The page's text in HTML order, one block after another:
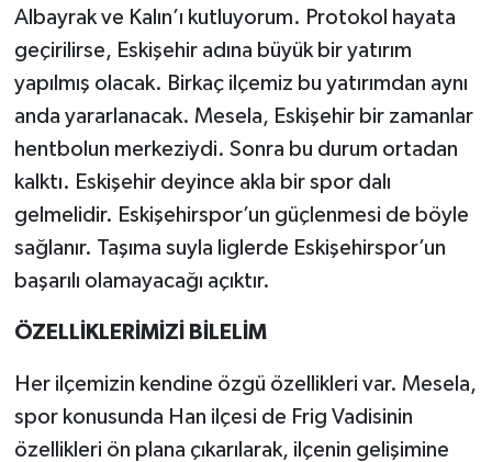
Albayrak ve Kalın’ı kutluyorum. Protokol hayata
geçirilirse, Eskişehir adına büyük bir yatırım
yapılmış olacak. Birkaç ilçemiz bu yatırımdan aynı
anda yararlanacak. Mesela, Eskişehir bir zamanlar
hentbolun merkeziydi. Sonra bu durum ortadan
kalktı. Eskişehir deyince akla bir spor dalı
gelmelidir. Eskişehirspor’un güçlenmesi de böyle
sağlanır. Taşıma suyla liglerde Eskişehirspor’un
başarılı olamayacağı açıktır.
ÖZELLİKLERİMİZİ BİLELİM
Her ilçemizin kendine özgü özellikleri var. Mesela,
spor konusunda Han ilçesi de Frig Vadisinin
özellikleri ön plana çıkarılarak, ilçenin gelişimine